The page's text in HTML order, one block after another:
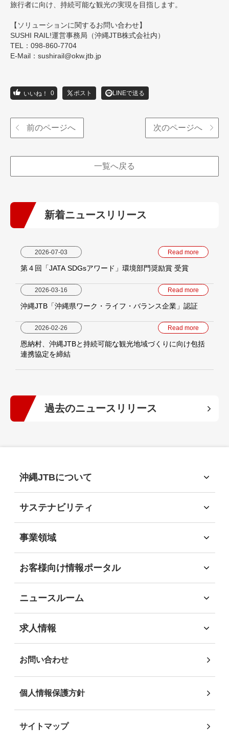
旅行者に向け、持続可能な観光の実現を目指します。
【ソリューションに関するお問い合わせ】
SUSHI RAIL!運営事務局（沖縄JTB株式会社内）
TEL：098-860-7704
E-Mail：sushirail@okw.jtb.jp
0 ポスト LINEで送る
前のページへ
一覧へ戻る
次のページへ
新着ニュースリリース
2026-07-03 Read more
第４回「JATA SDGsアワード」環境部門奨励賞 受賞
2026-03-16 Read more
沖縄JTB「沖縄県ワーク・ライフ・バランス企業」認証
2026-02-26 Read more
恩納村、沖縄JTBと持続可能な観光地域づくりに向け包括
連携協定を締結
過去のニュースリリース
2022年(6)
2020年(3)
2019年 (4)
沖縄JTBについて
経営理念
会社概要
会社沿革
サステナビリティ
環境
社会
経済
DEIB推進
沖縄JTB サステナビリティレポート2025
事業領域
ソリューション領域
自社企画・運営領域
お客様向け情報ポータル
自治体・行政機関のお客様
学校・教育機関のお客様
事業パートナーの皆様
ニュースルーム
求人情報
お問い合わせ
個人情報保護方針
サイトマップ